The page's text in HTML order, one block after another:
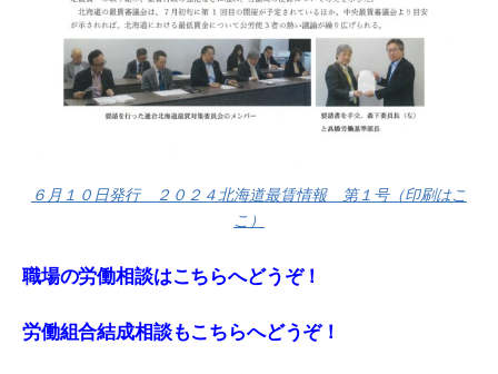
６月１０日発行 ２０２４北海道最賃情報 第１号（印刷はこ
こ）
職場の労働相談はこちらへどうぞ！
労働組合結成相談もこちらへどうぞ！